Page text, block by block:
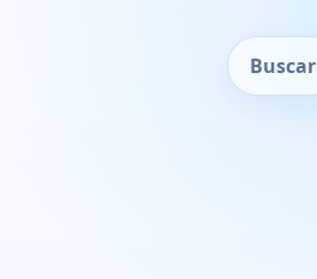
Buscar